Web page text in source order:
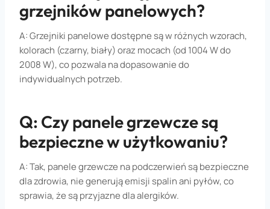
grzejników panelowych?
A: Grzejniki panelowe dostępne są w różnych wzorach,
kolorach (czarny, biały) oraz mocach (od 1004 W do
2008 W), co pozwala na dopasowanie do
indywidualnych potrzeb.
Q: Czy panele grzewcze są
bezpieczne w użytkowaniu?
A: Tak, panele grzewcze na podczerwień są bezpieczne
dla zdrowia, nie generują emisji spalin ani pyłów, co
sprawia, że są przyjazne dla alergików.